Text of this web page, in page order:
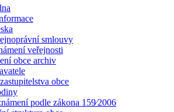
smlouvy
veřejnosti
obce archiv
obce
podle zákona 159⁄2006